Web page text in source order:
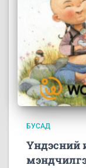
БУСАД
Үндэсний